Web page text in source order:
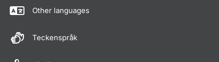
Other languages
Teckenspråk